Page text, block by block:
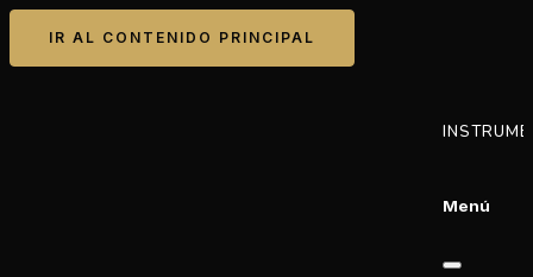
IR AL CONTENIDO PRINCIPAL
Menú